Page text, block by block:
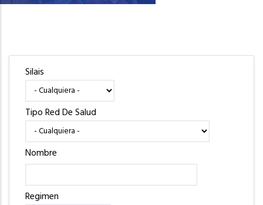
Silais
Tipo Red De Salud
Nombre
Regimen